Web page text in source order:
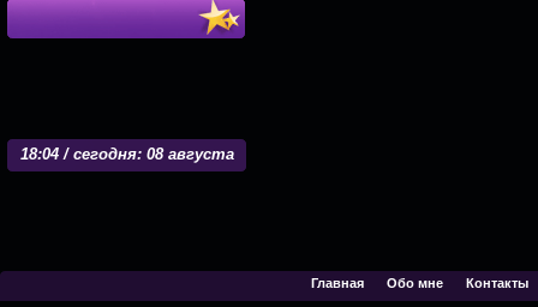
18 04 / сегодня: 08 августа
Главная Обо мне Контакты